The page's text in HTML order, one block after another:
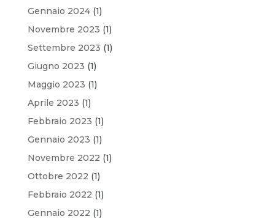
Gennaio 2024(1)
Novembre 2023 (1)
Settembre 2023 (1)
Giugno 2023 (1)
Maggio 2023 (1)
Aprile 2023 (1)
Febbraio 2023 (1)
Gennaio 2023 (1)
Novembre 2022 (1)
Ottobre 2022 (1)
Febbraio 2022 (1)
Gennaio 2022 (1)